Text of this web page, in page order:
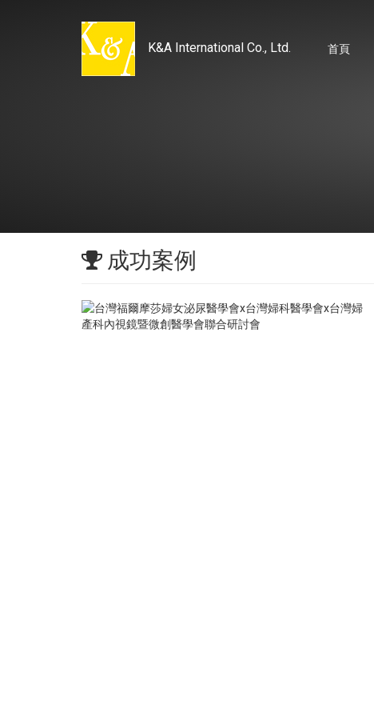
K&A International Co., Ltd. 首頁
成功案例